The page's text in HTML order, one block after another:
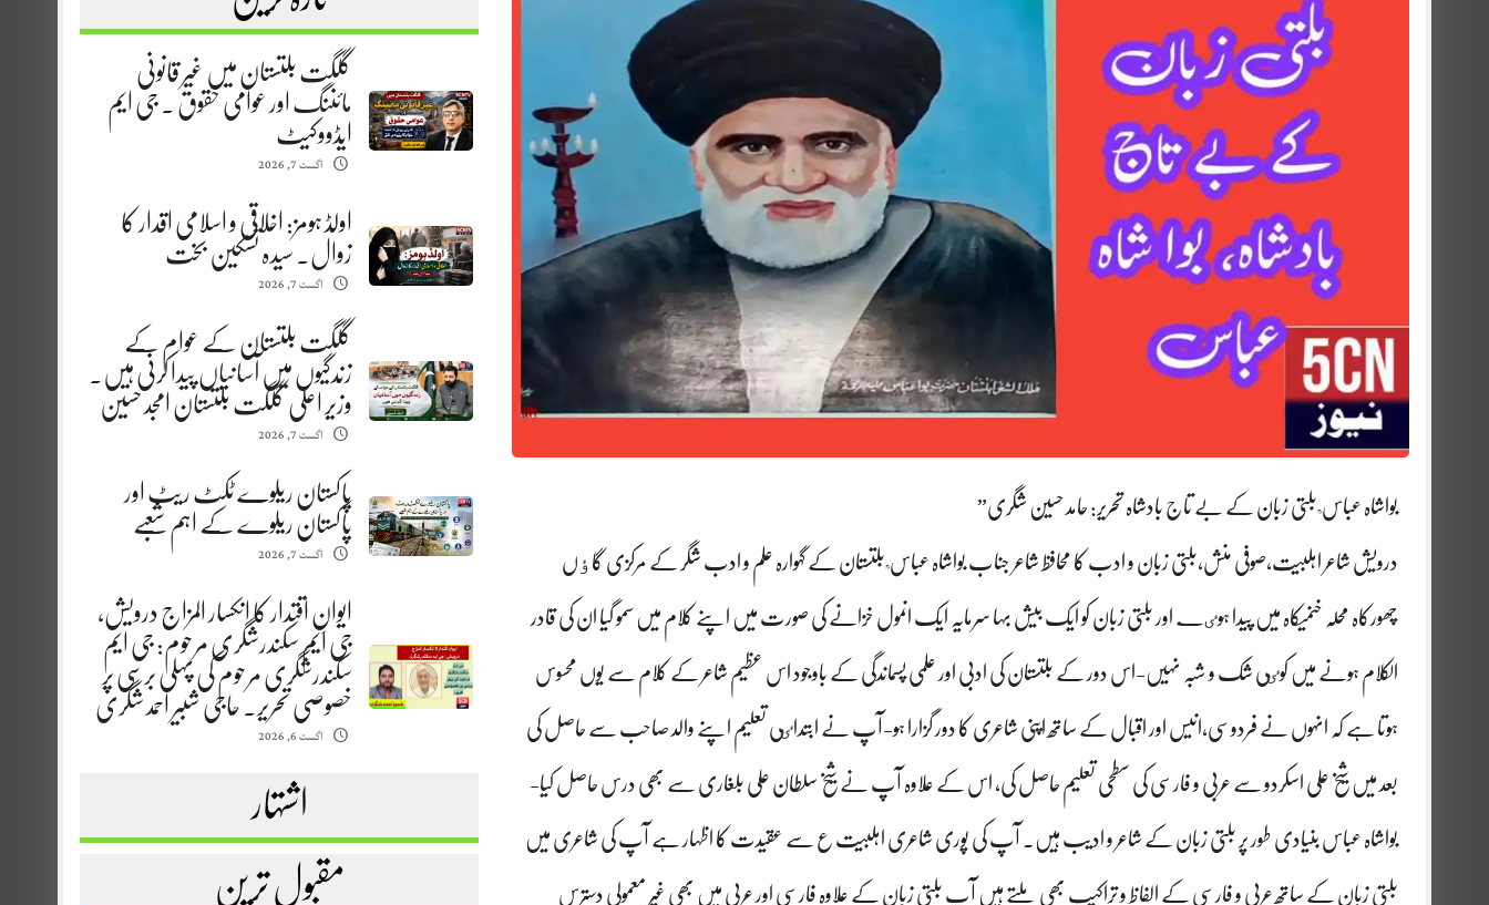
گلگت بلتستان میں غیر قانونی
مائننگ اور عوامی حقوق . جی ایم
ایڈووکیٹ
اگست 7, 2026
اولڈ ہومز: اخلاقی و اسلامی اقدار کا
زوال. سیدہ تسکین بخت
اگست 7, 2026
گلگت بلتستان کے عوام کے
زندگیوں میں آسانیاں پیدا کرنی ہیں.
وزیر اعلیٰ گلگت بلتستان امجد حسین
اگست 7, 2026
پاکستان ریلوے ٹکٹ ریٹ اور
پاکستان ریلوے کے اہم شعبے
اگست 7, 2026
ایوانِ اقتدار کا انکسار المزاج درویش،
جی ایم سکندرشگری مرحوم: جی ایم
سکندرشگری مرحوم کی پہلی برسی پر
خصوصی تحریر. حاجی شبیر احمد شگری
اگست 6, 2026
اشتہار
مقبول ترین
بواشاہ عباس ؒ بلتی زبان کے بے تاج بادشاہ تحریر: حامد حسین شگری”
درویش شاعر اہلبیت،صوفی منش،بلتی زبان و ادب کا محافظ شاعر جناب بواشاہ عباس ؒ بلتستان کے گہوارہ علم و ادب شگر کے مرکزی گاٶں
چھورکاہ محلہ خنمیکاہ میں پیدا ہوٸے اور بلتی زبان کو ایک بیش بہا سرمایہ ایک انمول خزانے کی صورت میں اپنے کلام میں سمو گیا ان کی قادر
الکلام ہونے میں کوٸی شک و شبہ نہیں-اس دور کے بلتستان کی ادبی اور علمی پسماندگی کے باوجود اس عظیم شاعر کے کلام سے یوں محسوس
ہوتا ہے کہ انہوں نے فردوسی،انیس اور اقبال کے ساتھ اپنی شاعری کا دور گزارا ہو-آپ نے ابتداٸی تعلیم اپنے والد صاحب سے حاصل کی
بعد میں شیخ علی اسکردو سے عربی و فارسی کی سطحی تعلیم حاصل کی، اس کے علاوہ آپ نے شیخ سلطان علی بلغاری سے بھی درس حاصل کیا-
بواشاہ عباس بنیادی طور پر بلتی زبان کے شاعر و ادیب ہیں۔ آپ کی پوری شاعری اہلبیت ع سے عقیدت کا اظہار ہے آپ کی شاعری میں
بلتی زبان کے ساتھ عربی و فارسی کے الفاظ و تراکیب بھی ملتے ہیں آپ بلتی زبان کے علاوہ فارسی اور عربی میں بھی غیر معمولی دسترس